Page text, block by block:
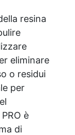
resina
eliminare
o residui
per
è
di